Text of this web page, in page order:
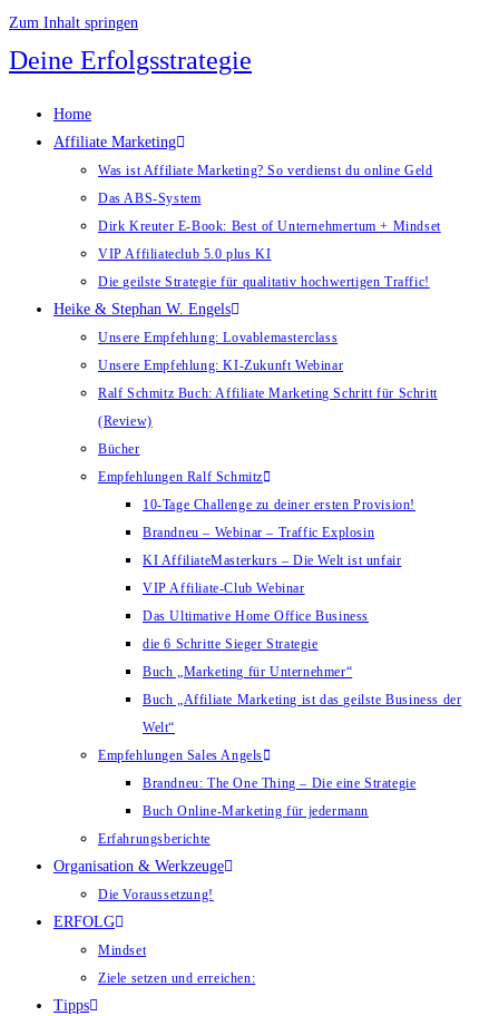
Zum Inhalt springen
Deine Erfolgsstrategie
Home
Affiliate Marketing
Was ist Affiliate Marketing? So verdienst du online Geld
Das ABS-System
Dirk Kreuter E-Book: Best of Unternehmertum + Mindset
VIP Affiliateclub 5.0 plus KI
Die geilste Strategie für qualitativ hochwertigen Traffic!
Heike & Stephan W. Engels
Unsere Empfehlung: Lovablemasterclass
Unsere Empfehlung: KI-Zukunft Webinar
Ralf Schmitz Buch: Affiliate Marketing Schritt für Schritt
(Review)
Bücher
Empfehlungen Ralf Schmitz
10-Tage Challenge zu deiner ersten Provision!
Brandneu – Webinar – Traffic Explosin
KI AffiliateMasterkurs – Die Welt ist unfair
VIP Affiliate-Club Webinar
Das Ultimative Home Office Business
die 6 Schritte Sieger Strategie
Buch „Marketing für Unternehmer“
Buch „Affiliate Marketing ist das geilste Business der
Welt“
Empfehlungen Sales Angels
Brandneu: The One Thing – Die eine Strategie
Buch Online-Marketing für jedermann
Erfahrungsberichte
Organisation & Werkzeuge
Die Voraussetzung!
ERFOLG
Mindset
Ziele setzen und erreichen:
Tipps